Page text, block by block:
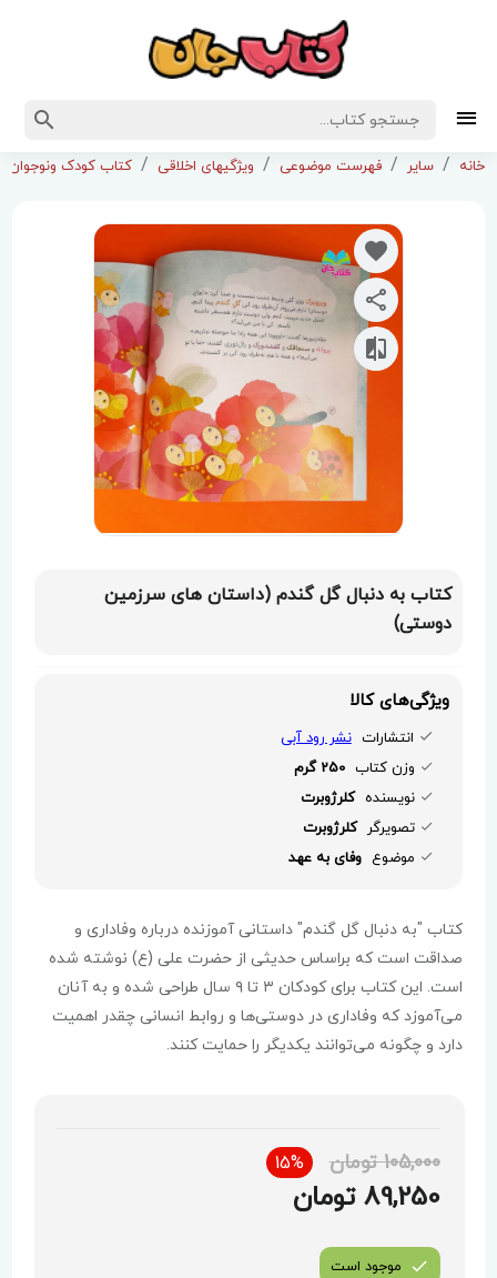
خانه سایر فهرست موضوعی ویژگیهای اخلاقی کتاب کودک ونوجوان
کتاب به دنبال گل گندم (داستان های سرزمین
دوستی)
ویژگی‌های کالا
انتشارات نشر رود آبی
وزن کتاب 250 گرم
نویسنده کلرژوبرت
تصویرگر کلرژوبرت
موضوع وفای به عهد
کتاب "به دنبال گل گندم" داستانی آموزنده درباره وفاداری و
صداقت است که براساس حدیثی از حضرت علی (ع) نوشته شده
است. این کتاب برای کودکان ۳ تا ۹ سال طراحی شده و به آنان
می‌آموزد که وفاداری در دوستی‌ها و روابط انسانی چقدر اهمیت
دارد و چگونه می‌توانند یکدیگر را حمایت کنند.
105,000 تومان 15%
89,250 تومان
موجود است